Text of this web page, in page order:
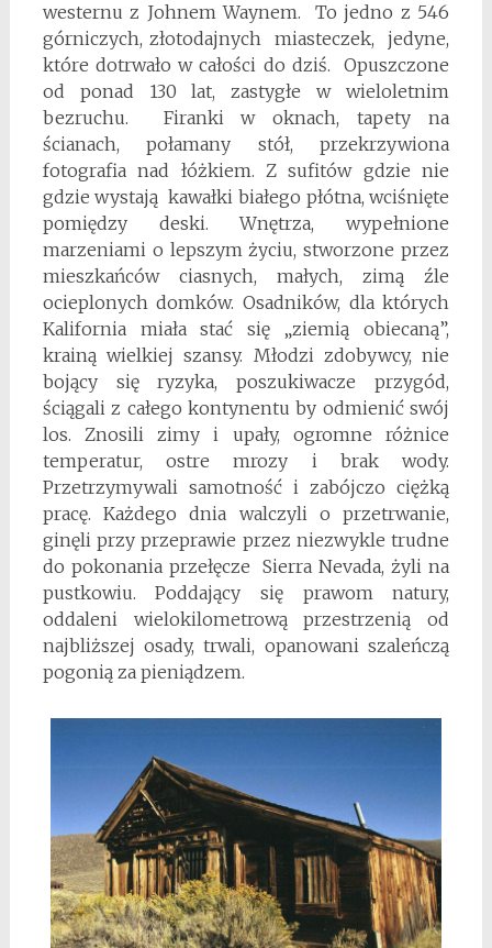
westernu z Johnem Waynem. To jedno z 546
górniczych, złotodajnych miasteczek, jedyne,
które dotrwało w całości do dziś. Opuszczone
od ponad 130 lat, zastygłe w wieloletnim
bezruchu. Firanki w oknach, tapety na
ścianach, połamany stół, przekrzywiona
fotografia nad łóżkiem. Z sufitów gdzie nie
gdzie wystają kawałki białego płótna, wciśnięte
pomiędzy deski. Wnętrza, wypełnione
marzeniami o lepszym życiu, stworzone przez
mieszkańców ciasnych, małych, zimą źle
ocieplonych domków. Osadników, dla których
Kalifornia miała stać się „ziemią obiecaną”,
krainą wielkiej szansy. Młodzi zdobywcy, nie
bojący się ryzyka, poszukiwacze przygód,
ściągali z całego kontynentu by odmienić swój
los. Znosili zimy i upały, ogromne różnice
temperatur, ostre mrozy i brak wody.
Przetrzymywali samotność i zabójczo ciężką
pracę. Każdego dnia walczyli o przetrwanie,
ginęli przy przeprawie przez niezwykle trudne
do pokonania przełęcze Sierra Nevada, żyli na
pustkowiu. Poddający się prawom natury,
oddaleni wielokilometrową przestrzenią od
najbliższej osady, trwali, opanowani szaleńczą
pogonią za pieniądzem.